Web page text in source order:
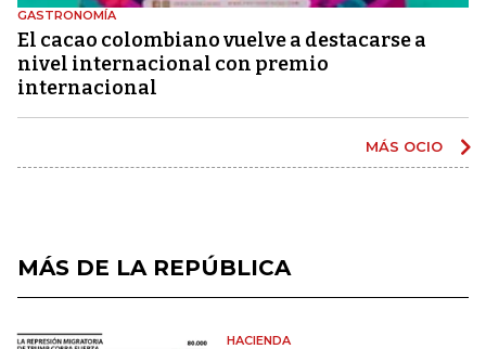
GASTRONOMÍA
El cacao colombiano vuelve a destacarse a
nivel internacional con premio
internacional
MÁS OCIO
MÁS DE LA REPÚBLICA
HACIENDA